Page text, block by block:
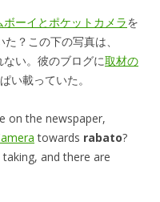
ボーイとポケットカメラを
？この下の写真は、
い。彼のブログに取材の
い載っていた。
on the newspaper,
towards rabato?
and there are